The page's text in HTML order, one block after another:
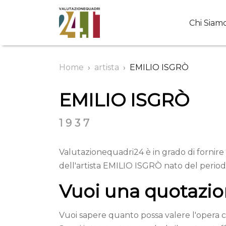
Chi
Home artista EMILIO ISGRÒ
EMILIO ISGRÒ
1937
Valutazionequadri24 è in grado di
dell'artista EMILIO ISGRÒ nato del
Vuoi una
Vuoi sapere quanto possa valere l'opera